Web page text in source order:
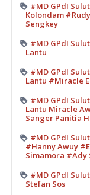
#MD GPdI
Kolondam
Sengkey
#MD GPdI
Lantu
#MD GPdI
Lantu #Miracle
#MD GPdI
Lantu Miracle
Sanger Panitia
#MD GPdI
#Hanny Awuy
Simamora #Ady
#MD GPdI
Stefan Sos